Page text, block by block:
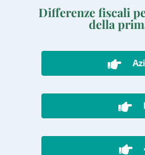
Differenze fiscali
della